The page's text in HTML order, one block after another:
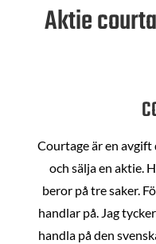
Aktie
Courtage är en
och sälja en aktie.
beror på tre saker.
handlar på. Jag
handla på den